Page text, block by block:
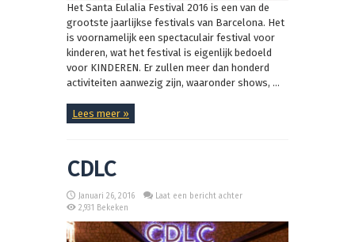
Het Santa Eulalia Festival 2016 is een van de
grootste jaarlijkse festivals van Barcelona. Het
is voornamelijk een spectaculair festival voor
kinderen, wat het festival is eigenlijk bedoeld
voor KINDEREN. Er zullen meer dan honderd
activiteiten aanwezig zijn, waaronder shows, ...
Lees meer »
CDLC
Januari 26, 2016
Laat een bericht achter
2,931 Bekeken